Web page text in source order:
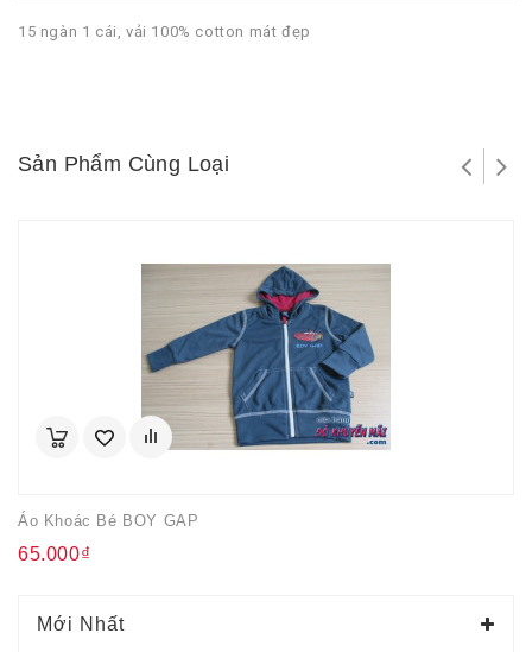
15 ngàn 1 cái, vải 100% cotton mát đẹp
Sản Phẩm Cùng Loại
Áo Khoác Bé BOY GAP
65.000₫
Mới Nhất